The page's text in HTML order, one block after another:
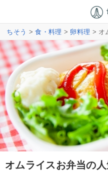
ちそう >食・料理 > 卵料理 > オ
オムライスお弁当の